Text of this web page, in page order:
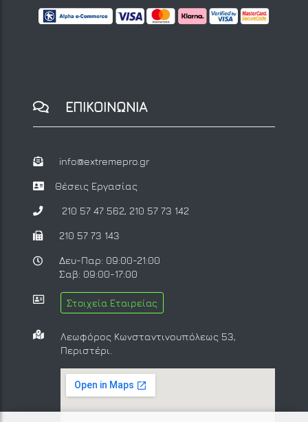
ΕΠΙΚΟΙΝΩΝΙΑ
info@extremepro.gr
Θέσεις Εργασίας
210 57 47 562, 210 57 73 142
210 57 73 143
Δευ-Παρ: 09:00-21:00
Σαβ: 09:00-17:00
Στοιχεία Εταιρείας
Λεωφόρος Κωνσταντινουπόλεως 53,
Περιστέρι.